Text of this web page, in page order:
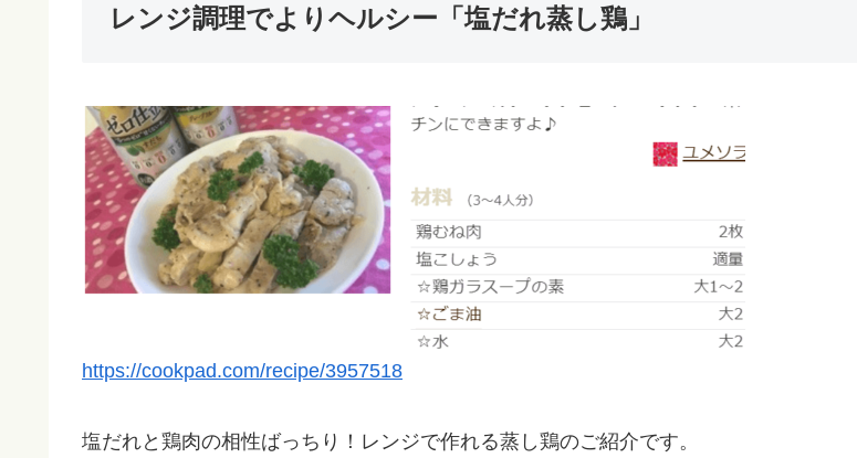
レンジ調理でよりヘルシー「塩だれ蒸し鶏」
https://cookpad.com/recipe/3957518
塩だれと鶏肉の相性ばっちり！レンジで作れる蒸し鶏のご紹介です。